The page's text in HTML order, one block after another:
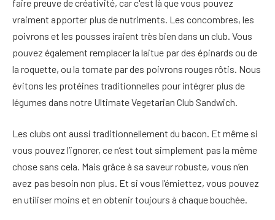
faire preuve de créativité, car c'est là que vous pouvez
vraiment apporter plus de nutriments. Les concombres, les
poivrons et les pousses iraient très bien dans un club. Vous
pouvez également remplacer la laitue par des épinards ou de
la roquette, ou la tomate par des poivrons rouges rôtis. Nous
évitons les protéines traditionnelles pour intégrer plus de
légumes dans notre Ultimate Vegetarian Club Sandwich.
Les clubs ont aussi traditionnellement du bacon. Et même si
vous pouvez l’ignorer, ce n’est tout simplement pas la même
chose sans cela. Mais grâce à sa saveur robuste, vous n’en
avez pas besoin non plus. Et si vous l’émiettez, vous pouvez
en utiliser moins et en obtenir toujours à chaque bouchée.